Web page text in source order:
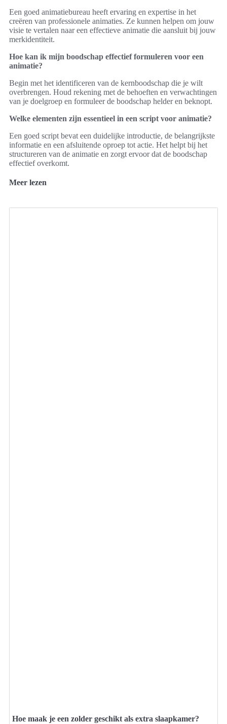
Een goed animatiebureau heeft ervaring en expertise in het
creëren van professionele animaties. Ze kunnen helpen om jouw
visie te vertalen naar een effectieve animatie die aansluit bij jouw
merkidentiteit.
Hoe kan ik mijn boodschap effectief formuleren voor een
animatie?
Begin met het identificeren van de kernboodschap die je wilt
overbrengen. Houd rekening met de behoeften en verwachtingen
van je doelgroep en formuleer de boodschap helder en beknopt.
Welke elementen zijn essentieel in een script voor animatie?
Een goed script bevat een duidelijke introductie, de belangrijkste
informatie en een afsluitende oproep tot actie. Het helpt bij het
structureren van de animatie en zorgt ervoor dat de boodschap
effectief overkomt.
Meer lezen
Hoe maak je een zolder geschikt als extra slaapkamer?